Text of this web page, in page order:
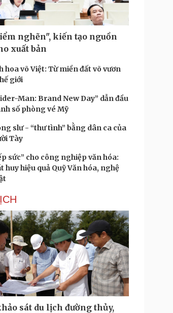
nghẽn", kiến tạo nguồn
xuất bản
hoa võ Việt: Từ miền đất võ vươn
giới
Man: Brand New Day” dẫn đầu
số phòng vé Mỹ
slư - “thư tình” bằng dân ca của
Tày
sức” cho công nghiệp văn hóa:
huy hiệu quả Quỹ Văn hóa, nghệ
sát du lịch đường thủy,